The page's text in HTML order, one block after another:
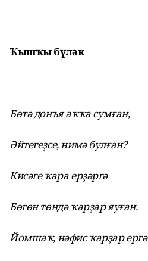
Ҡышҡы бүләк
Бөтә донъя аҡҡа сумған,
Әйтегеҙсе, нимә булған?
Кисәге ҡара ерҙәргә
Бөгөн төндә ҡарҙар яуған.
Йомшаҡ, нәфис ҡарҙар ергә